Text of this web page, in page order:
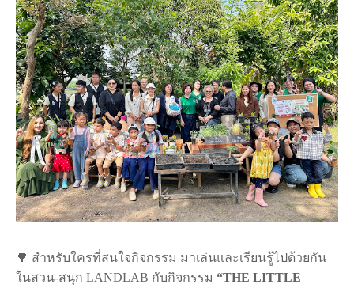
🌳 สำหรับใครที่สนใจกิจกรรม มาเล่นและเรียนรู้ไปด้วยกัน
ในสวน-สนุก LANDLAB กับกิจกรรม “THE LITTLE